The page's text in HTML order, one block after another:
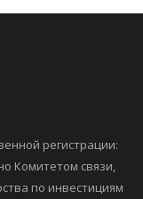
регистрации:
Комитетом связи,
по инвестициям